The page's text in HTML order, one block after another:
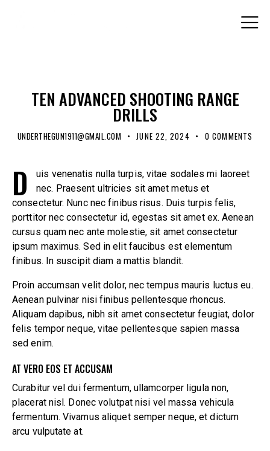
TEN ADVANCED SHOOTING RANGE
DRILLS
UNDERTHEGUN1911@GMAIL.COM JUNE 22, 2024 0 COMMENTS
D
uis venenatis nulla turpis, vitae sodales mi laoreet
nec. Praesent ultricies sit amet metus et
consectetur. Nunc nec finibus risus. Duis turpis felis,
porttitor nec consectetur id, egestas sit amet ex. Aenean
cursus quam nec ante molestie, sit amet consectetur
ipsum maximus. Sed in elit faucibus est elementum
finibus. In suscipit diam a mattis blandit.
Proin accumsan velit dolor, nec tempus mauris luctus eu.
Aenean pulvinar nisi finibus pellentesque rhoncus.
Aliquam dapibus, nibh sit amet consectetur feugiat, dolor
felis tempor neque, vitae pellentesque sapien massa
sed enim.
AT VERO EOS ET ACCUSAM
Curabitur vel dui fermentum, ullamcorper ligula non,
placerat nisl. Donec volutpat nisi vel massa vehicula
fermentum. Vivamus aliquet semper neque, et dictum
arcu vulputate at.